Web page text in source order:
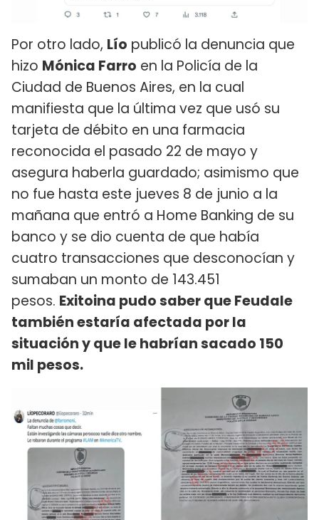
Por otro lado, Lío publicó la denuncia que
hizo Mónica Farro en la Policía de la
Ciudad de Buenos Aires, en la cual
manifiesta que la última vez que usó su
tarjeta de débito en una farmacia
reconocida el pasado 22 de mayo y
asegura haberla guardado; asimismo que
no fue hasta este jueves 8 de junio a la
mañana que entró a Home Banking de su
banco y se dio cuenta de que había
cuatro transacciones que desconocían y
sumaban un monto de 143.451
pesos. Exitoina pudo saber que Feudale
también estaría afectada por la
situación y que le habrían sacado 150
mil pesos.